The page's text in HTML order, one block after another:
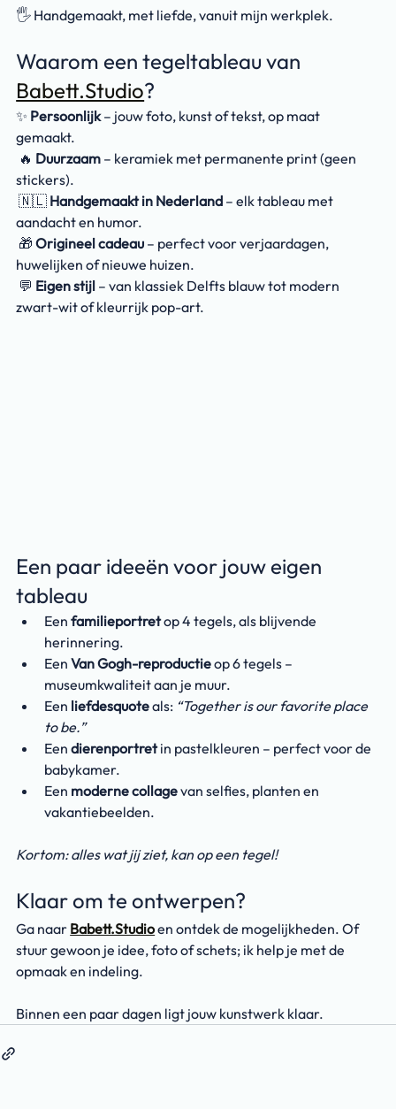
🖐️ Handgemaakt, met liefde, vanuit mijn werkplek.
Waarom een tegeltableau van
Babett.Studio?
✨ Persoonlijk – jouw foto, kunst of tekst, op maat
gemaakt.
🔥 Duurzaam – keramiek met permanente print (geen
stickers).
🇳🇱 Handgemaakt in Nederland – elk tableau met
aandacht en humor.
🎁 Origineel cadeau – perfect voor verjaardagen,
huwelijken of nieuwe huizen.
💬 Eigen stijl – van klassiek Delfts blauw tot modern
zwart-wit of kleurrijk pop-art.
Een paar ideeën voor jouw eigen
tableau
Een familieportret op 4 tegels, als blijvende
herinnering.
Een Van Gogh-reproductie op 6 tegels –
museumkwaliteit aan je muur.
Een liefdesquote als: “Together is our favorite place
to be.”
Een dierenportret in pastelkleuren – perfect voor de
babykamer.
Een moderne collage van selfies, planten en
vakantiebeelden.
Kortom: alles wat jij ziet, kan op een tegel!
Klaar om te ontwerpen?
Ga naar Babett.Studio en ontdek de mogelijkheden. Of
stuur gewoon je idee, foto of schets; ik help je met de
opmaak en indeling.
Binnen een paar dagen ligt jouw kunstwerk klaar.